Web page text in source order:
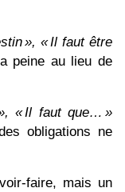
», «Il faut être
peine au lieu de
«Il faut que… »
obligations ne
faire, mais un